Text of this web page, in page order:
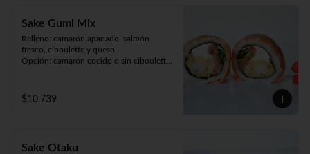
Sake Gumi Mix
Relleno: camarón apanado, salmón
fresco, ciboulette y queso.
Opción: camarón cocido o sin ciboulette
$10.739
Sake Otaku